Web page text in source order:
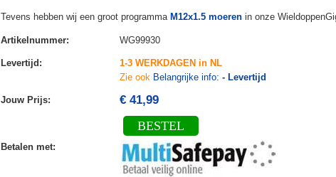
Tevens hebben wij een groot programma M12x1.5 moerenin onze
Artikelnummer: WG99930
Levertijd:
1-3 WERKDAGEN in NL
Zie ook Belangrijke info: - Levertijd
Jouw Prijs: € 41,99
BESTEL
Betalen met: